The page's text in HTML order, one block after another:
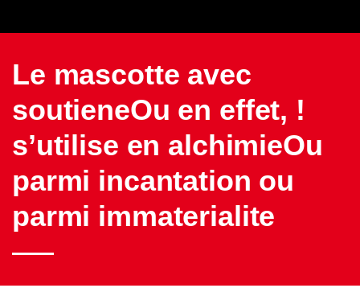
Le mascotte avec
soutieneOu en effet, !
s’utilise en alchimieOu
parmi incantation ou
parmi immaterialite